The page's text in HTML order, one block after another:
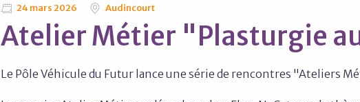
24 mars 2026 Audincourt
Atelier Métier "Plasturgie
Le Pôle Véhicule du Futur lance une série de rencontres "Ateliers